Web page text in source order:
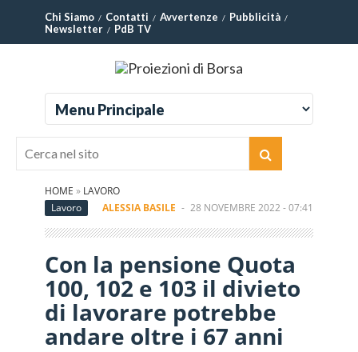
Chi Siamo Contatti Avvertenze
Pubblicità
Newsletter
PdB TV
HOME » LAVORO
Lavoro
ALESSIA BASILE - 28 NOVEMBRE 2022 - 07:41
Con la pensione Quota
100, 102 e 103 il divieto
di lavorare potrebbe
andare oltre i 67 anni